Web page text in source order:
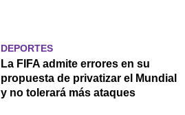
DEPORTES
La FIFA admite errores en su
propuesta de privatizar el Mundial
y no tolerará más ataques